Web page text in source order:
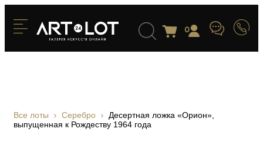
0
Все лоты Серебро
Десертная ложка «Орион»,
выпущенная к Рождеству 1964 года